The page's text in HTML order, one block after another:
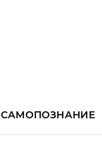
САМОПОЗНАНИЕ